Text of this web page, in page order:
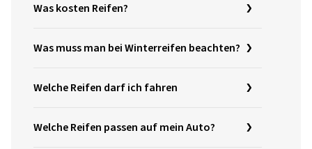
Was kosten Reifen?
Was muss man bei Winterreifen beachten?
Welche Reifen darf ich fahren
Welche Reifen passen auf mein Auto?